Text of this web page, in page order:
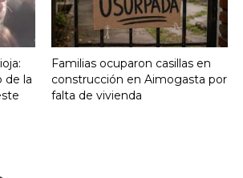
de la
Familias ocuparon casillas en
construcción en Aimogasta por
falta de vivienda